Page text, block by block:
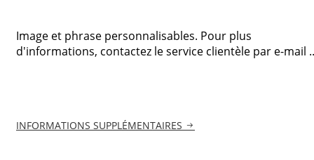
Image et phrase personnalisables. Pour plus
d'informations, contactez le service clientèle par e-mail
INFORMATIONS SUPPLÉMENTAIRES